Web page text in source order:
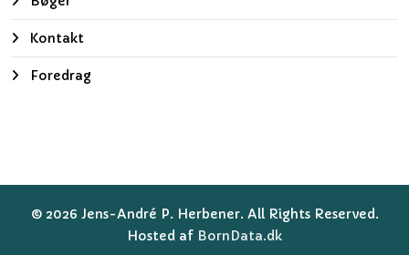
Kontakt
Foredrag
© 2026 Jens-André P. Herbener. All Rights Reserved.
Hosted af BornData.dk